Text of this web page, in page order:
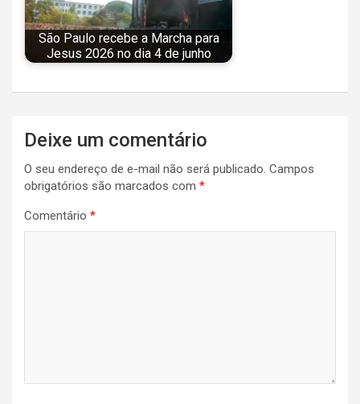
São Paulo recebe a Marcha para
Jesus 2026 no dia 4 de junho
Navegação
de
Post
Deixe um comentário
O seu endereço de e-mail não será publicado. Campos
obrigatórios são marcados com *
Comentário *